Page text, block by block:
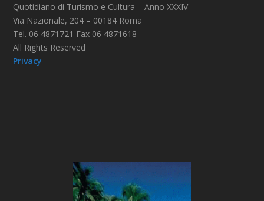
Quotidiano di Turismo e Cultura – Anno XXXIV
Via Nazionale, 204 – 00184 Roma
Tel. 06 4871721 Fax 06 4871618
All Rights Reserved
Privacy